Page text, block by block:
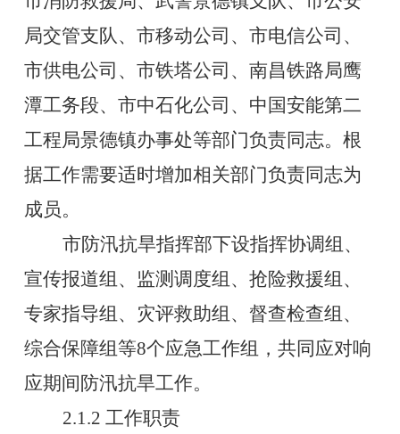
局交管支队、市移动公司、 市电信公司、
市供电公司 、市铁塔公司、南昌铁路局鹰
潭工务段、市中石化公司、中国安能第二
工程局景德镇办事处等部门负责同志。根
据工作需要适时增加相关部门负责同志为
成员。
市防汛抗旱指挥部下设指挥协调组、
宣传报道组、监测调度组、抢险救援组、
专家指导组、灾评救助组、督查检查组、
综合保障组等8个应急工作组，共同应对响
应期间防汛抗旱工作。
2.1.2 工作职责